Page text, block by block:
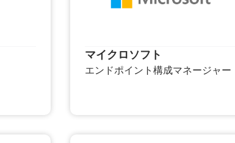
マイクロソフト
エンドポイント構成マネージャー